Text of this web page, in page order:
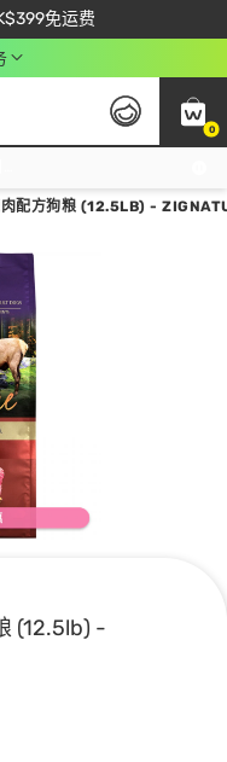
免运费
享独家优惠
NEWAPP 即减$50
0
配方狗粮 (12.5LB) -
(12.5lb) -